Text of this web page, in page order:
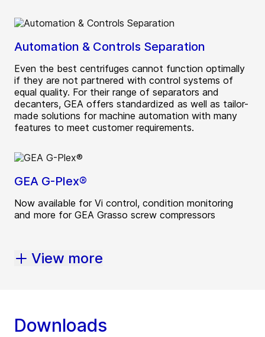
Automation & Controls Separation
Even the best centrifuges cannot function optimally
if they are not partnered with control systems of
equal quality. For their range of separators and
decanters, GEA offers standardized as well as tailor-
made solutions for machine automation with many
features to meet customer requirements.
GEA G-Plex®
Now available for Vi control, condition monitoring
and more for GEA Grasso screw compressors
View more
Downloads